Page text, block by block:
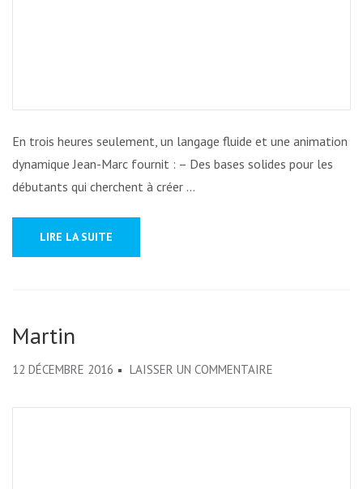
En trois heures seulement, un langage fluide et une animation
dynamique Jean-Marc fournit : – Des bases solides pour les
débutants qui cherchent à créer …
LIRE LA SUITE
Martin
12 DÉCEMBRE 2016 LAISSER UN COMMENTAIRE